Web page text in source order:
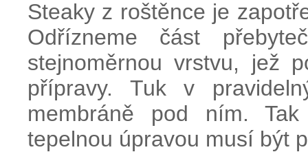
Steaky z roštěnce je
Odřízneme část
stejnoměrnou vrstvu, jež
přípravy. Tuk v
membráně pod ním.
tepelnou úpravou musí být